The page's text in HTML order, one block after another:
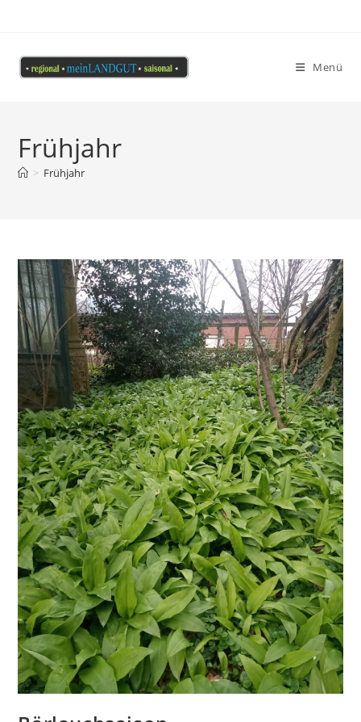
Menü
Frühjahr
> Frühjahr